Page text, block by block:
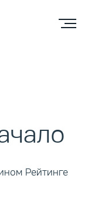
Рейтинге